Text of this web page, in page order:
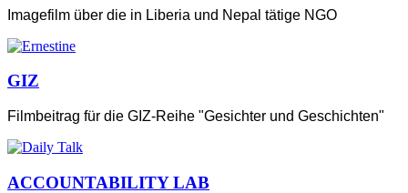
Imagefilm über die in Liberia und Nepal tätige NGO
GIZ
Filmbeitrag für die GIZ-Reihe "Gesichter und Geschichten"
ACCOUNTABILITY LAB